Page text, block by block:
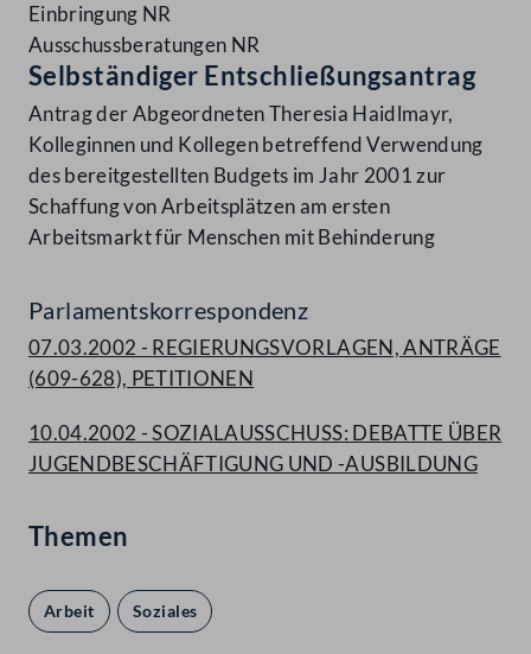
Einbringung NR
Ausschussberatungen NR
Selbständiger Entschließungsantrag
Antrag der Abgeordneten Theresia Haidlmayr,
Kolleginnen und Kollegen betreffend Verwendung
des bereitgestellten Budgets im Jahr 2001 zur
Schaffung von Arbeitsplätzen am ersten
Arbeitsmarkt für Menschen mit Behinderung
Parlamentskorrespondenz
07.03.2002 - REGIERUNGSVORLAGEN, ANTRÄGE
(609-628), PETITIONEN
10.04.2002 - SOZIALAUSSCHUSS: DEBATTE ÜBER
JUGENDBESCHÄFTIGUNG UND -AUSBILDUNG
Themen
Arbeit Soziales